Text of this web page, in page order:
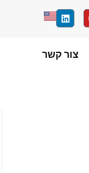
צור קשר